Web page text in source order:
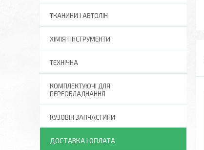
ТКАНИНИ І АВТОЛІН
ХІМІЯ І ІНСТРУМЕНТИ
ТЕХНІЧНА
КОМПЛЕКТУЮЧІ ДЛЯ
ПЕРЕОБЛАДНАННЯ
КУЗОВНІ ЗАПЧАСТИНИ
ДОСТАВКА І ОПЛАТА